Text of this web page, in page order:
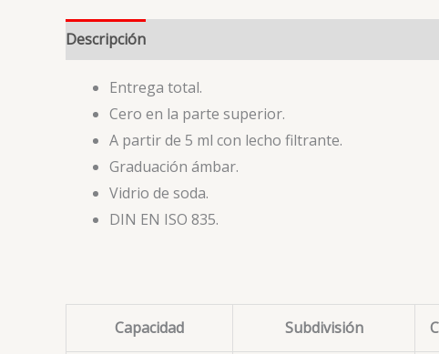
Descripción
Entrega total.
Cero en la parte superior.
A partir de 5 ml con lecho filtrante.
Graduación ámbar.
Vidrio de soda.
DIN EN ISO 835.
Capacidad Subdivisión